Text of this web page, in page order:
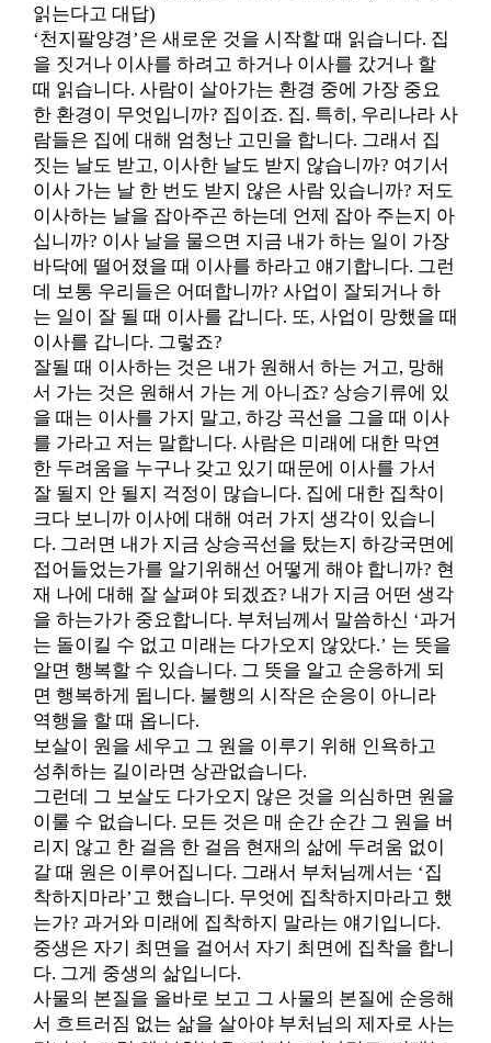
읽는다고 대답)
‘천지팔양경’은 새로운 것을 시작할 때 읽습니다. 집
을 짓거나 이사를 하려고 하거나 이사를 갔거나 할
때 읽습니다. 사람이 살아가는 환경 중에 가장 중요
한 환경이 무엇입니까? 집이죠. 집. 특히, 우리나라 사
람들은 집에 대해 엄청난 고민을 합니다. 그래서 집
짓는 날도 받고, 이사한 날도 받지 않습니까? 여기서
이사 가는 날 한 번도 받지 않은 사람 있습니까? 저도
이사하는 날을 잡아주곤 하는데 언제 잡아 주는지 아
십니까? 이사 날을 물으면 지금 내가 하는 일이 가장
바닥에 떨어졌을 때 이사를 하라고 얘기합니다. 그런
데 보통 우리들은 어떠합니까? 사업이 잘되거나 하
는 일이 잘 될 때 이사를 갑니다. 또, 사업이 망했을 때
이사를 갑니다. 그렇죠?
잘될 때 이사하는 것은 내가 원해서 하는 거고, 망해
서 가는 것은 원해서 가는 게 아니죠? 상승기류에 있
을 때는 이사를 가지 말고, 하강 곡선을 그을 때 이사
를 가라고 저는 말합니다. 사람은 미래에 대한 막연
한 두려움을 누구나 갖고 있기 때문에 이사를 가서
잘 될지 안 될지 걱정이 많습니다. 집에 대한 집착이
크다 보니까 이사에 대해 여러 가지 생각이 있습니
다. 그러면 내가 지금 상승곡선을 탔는지 하강국면에
접어들었는가를 알기위해선 어떻게 해야 합니까? 현
재 나에 대해 잘 살펴야 되겠죠? 내가 지금 어떤 생각
을 하는가가 중요합니다. 부처님께서 말씀하신 ‘과거
는 돌이킬 수 없고 미래는 다가오지 않았다.’ 는 뜻을
알면 행복할 수 있습니다. 그 뜻을 알고 순응하게 되
면 행복하게 됩니다. 불행의 시작은 순응이 아니라
역행을 할 때 옵니다.
보살이 원을 세우고 그 원을 이루기 위해 인욕하고
성취하는 길이라면 상관없습니다.
그런데 그 보살도 다가오지 않은 것을 의심하면 원을
이룰 수 없습니다. 모든 것은 매 순간 순간 그 원을 버
리지 않고 한 걸음 한 걸음 현재의 삶에 두려움 없이
갈 때 원은 이루어집니다. 그래서 부처님께서는 ‘집
착하지마라’고 했습니다. 무엇에 집착하지마라고 했
는가? 과거와 미래에 집착하지 말라는 얘기입니다.
중생은 자기 최면을 걸어서 자기 최면에 집착을 합니
다. 그게 중생의 삶입니다.
사물의 본질을 올바로 보고 그 사물의 본질에 순응해
서 흐트러짐 없는 삶을 살아야 부처님의 제자로 사는